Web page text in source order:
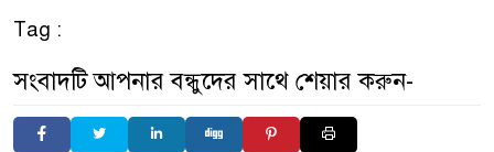
Tag :
সংবাদটি আপনার বন্ধুদের সাথে শেয়ার করুন-